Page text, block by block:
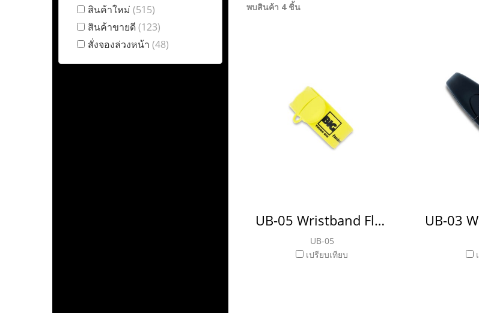
พบสินค้า 4 ชิ้น
UB-05 Wristband Flash Drive แฟลชไดร์ฟ สายรัดข้อมือ ริสแบน
UB-05
เปรียบเทียบ
สินค้าใหม่ (515)
สินค้าขายดี(123)
สั่งจองล่วงหน้า (48)